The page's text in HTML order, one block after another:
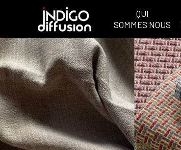
QUI
SOMMES NOUS